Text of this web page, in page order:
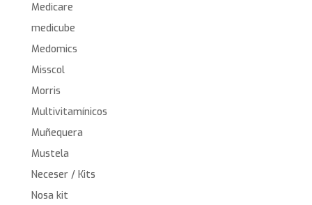
Medicare
medicube
Medomics
Misscol
Morris
Multivitamínicos
Muñequera
Mustela
Neceser / Kits
Nosa kit